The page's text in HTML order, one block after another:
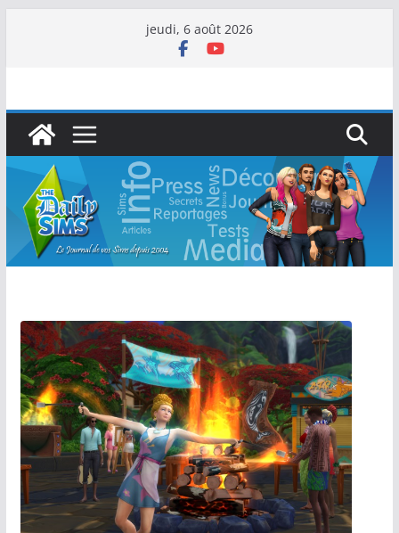
jeudi, 6 août 2026